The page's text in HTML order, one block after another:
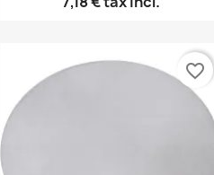
favorite_border